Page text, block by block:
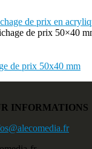
de prix en
de prix 50×40
INFORMATIONS